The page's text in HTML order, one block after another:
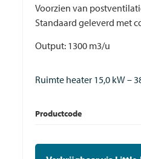
Voorzien van
Standaard geleverd met
Output: 1300 m3/u
Ruimte heater 15,0 kW –
Productcode